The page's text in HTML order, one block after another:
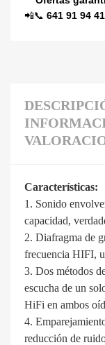
📲📞 641 91 94 41
Características:
1. Sonido
capacidad,
2. Diafragma de
frecuencia HIFI,
3. Dos métodos
escucha de un
HiFi en ambos
4.
reducción de